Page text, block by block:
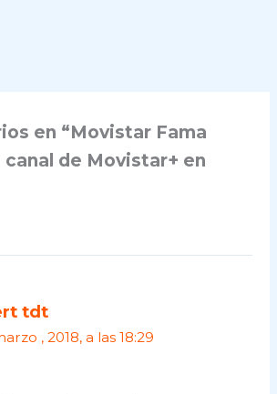
en “Movistar Fama
canal de Movistar+ en
tdt
, 2018, a las 18:29